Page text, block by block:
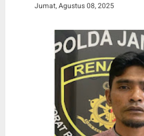
Jumat, Agustus 08, 2025